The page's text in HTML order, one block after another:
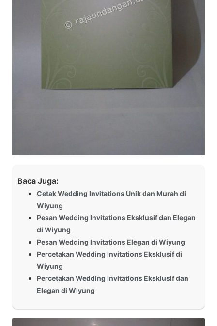
Baca Juga:
Cetak Wedding Invitations Unik dan Murah di
Wiyung
Pesan Wedding Invitations Eksklusif dan Elegan
di Wiyung
Pesan Wedding Invitations Elegan di Wiyung
Percetakan Wedding Invitations Eksklusif di
Wiyung
Percetakan Wedding Invitations Eksklusif dan
Elegan di Wiyung